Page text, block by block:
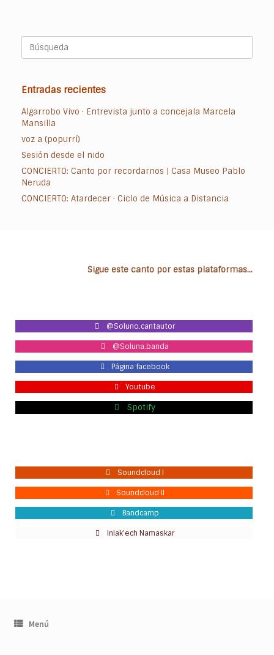
Buscar:
Entradas recientes
Algarrobo Vivo · Entrevista junto a concejala Marcela
Mansilla
voz a (popurrí)
Sesión desde el nido
CONCIERTO: Canto por recordarnos | Casa Museo Pablo
Neruda
CONCIERTO: Atardecer · Ciclo de Música a Distancia
Sigue este canto por estas plataformas...
@Soluno.cantautor
@Soluna.banda
Página facebook
Youtube
Spotify
Soundcloud I
Soundcloud II
Bandcamp
Inlak'ech Namaskar
Menú